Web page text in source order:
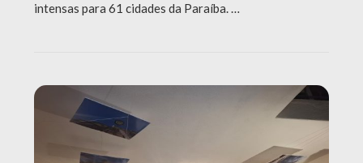
intensas para 61 cidades da Paraíba. …